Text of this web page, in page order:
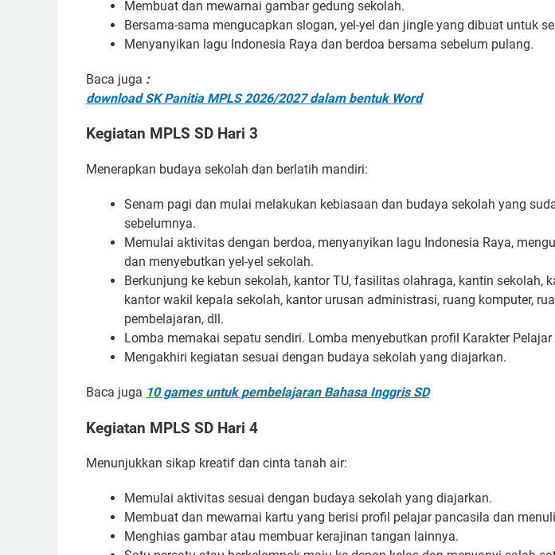
Membuat dan mewarnai gambar gedung sekolah.
Bersama-sama mengucapkan slogan, yel-yel dan jingle yang dibuat untuk
Menyanyikan lagu Indonesia Raya dan berdoa bersama sebelum pulang.
Baca juga :
download SK Panitia MPLS 2026/2027 dalam bentuk Word
Kegiatan MPLS SD Hari 3
Menerapkan budaya sekolah dan berlatih mandiri:
Senam pagi dan mulai melakukan kebiasaan dan budaya sekolah yang
sebelumnya.
Memulai aktivitas dengan berdoa, menyanyikan lagu Indonesia Raya,
dan menyebutkan yel-yel sekolah.
Berkunjung ke kebun sekolah, kantor TU, fasilitas olahraga, kantin sekolah,
kantor wakil kepala sekolah, kantor urusan administrasi, ruang komputer,
pembelajaran, dll.
Lomba memakai sepatu sendiri. Lomba menyebutkan profil Karakter
Mengakhiri kegiatan sesuai dengan budaya sekolah yang diajarkan.
Baca juga 10 games untuk pembelajaran Bahasa Inggris SD
Kegiatan MPLS SD Hari 4
Menunjukkan sikap kreatif dan cinta tanah air:
Memulai aktivitas sesuai dengan budaya sekolah yang diajarkan.
Membuat dan mewarnai kartu yang berisi profil pelajar pancasila dan
Menghias gambar atau membuar kerajinan tangan lainnya.